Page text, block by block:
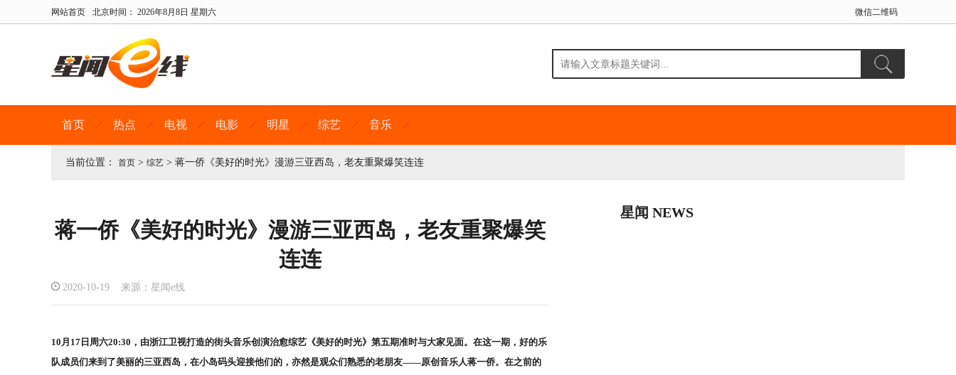
网站首页 北京时间： 2026年8月8日 星期六 微信二维码
首页 热点 电视 电影 明星 综艺 音乐
当前位置： 首页 > 综艺 > 蒋一侨《美好的时光》漫游三亚西岛，老友重聚爆笑连连
蒋一侨《美好的时光》漫游三亚西岛，老友重聚爆笑
连连
2020-10-19 来源：星闻e线
10月17日周六20:30，由浙江卫视打造的街头音乐创演治愈综艺《美好的时光》第五期准时与大家见面。在这一期，好的乐
队成员们来到了美丽的三亚西岛，在小岛码头迎接他们的，亦然是观众们熟悉的老朋友——原创音乐人蒋一侨。在之前的
星闻 NEWS